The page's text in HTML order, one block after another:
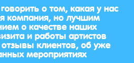
о том, какая у нас
компания, но лучшим
о качестве наших
и работы артистов
клиентов, об уже
мероприятиях